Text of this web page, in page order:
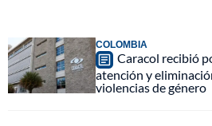
COLOMBIA
Caracol recibió
atención y
violencias de género